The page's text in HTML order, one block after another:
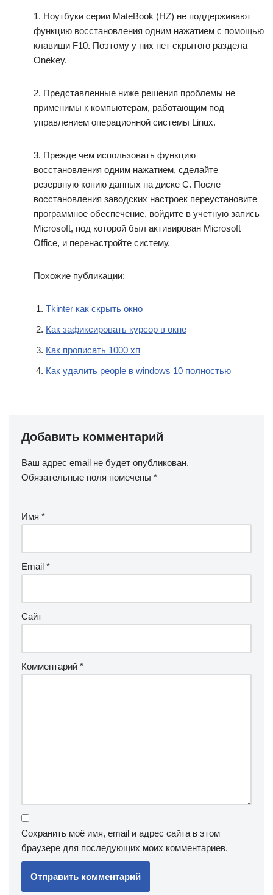
1. Ноутбуки серии MateBook (HZ) не поддерживают
функцию восстановления одним нажатием с помощью
клавиши F10. Поэтому у них нет скрытого раздела
Onekey.
2. Представленные ниже решения проблемы не
применимы к компьютерам, работающим под
управлением операционной системы Linux.
3. Прежде чем использовать функцию
восстановления одним нажатием, сделайте
резервную копию данных на диске C. После
восстановления заводских настроек переустановите
программное обеспечение, войдите в учетную запись
Microsoft, под которой был активирован Microsoft
Office, и перенастройте систему.
Похожие публикации:
Tkinter как скрыть окно
Как зафиксировать курсор в окне
Как прописать 1000 хп
Как удалить people в windows 10 полностью
Добавить комментарий
Ваш адрес email не будет опубликован.
Обязательные поля помечены *
Имя *
Email *
Сайт
Комментарий *
Сохранить моё имя, email и адрес сайта в этом
браузере для последующих моих комментариев.